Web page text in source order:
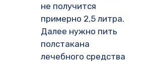
не получится
примерно 2,5 литра.
Далее нужно пить
полстакана
лечебного средства